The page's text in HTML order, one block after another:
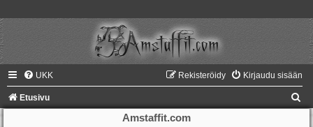
UKK Kirjaudu sisään
Rekisteröidy
Etusivu
Amstaffit.com